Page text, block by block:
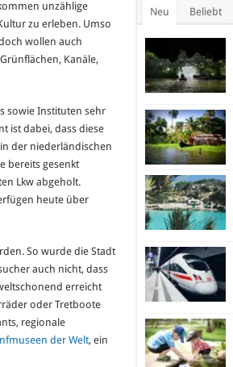
unzählige
zu erleben. Umso
wollen auch
Kanäle,
sowie Instituten sehr
ist dabei, dass diese
der niederländischen
bereits gesenkt
Lkw abgeholt.
heute über
So wurde die Stadt
auch nicht, dass
erreicht
oder Tretboote
regionale
der Welt, ein
Neu Beliebt